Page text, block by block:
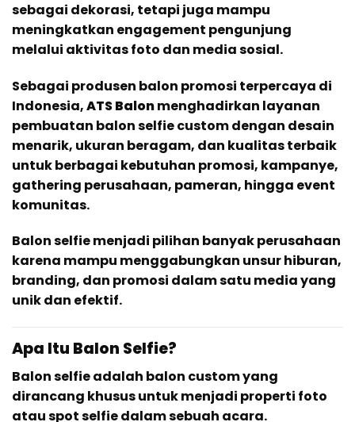
sebagai dekorasi, tetapi juga mampu
meningkatkan engagement pengunjung
melalui aktivitas foto dan media sosial.
Sebagai produsen balon promosi terpercaya di
Indonesia,ATS Balonmenghadirkan layanan
pembuatan balon selfie custom dengan desain
menarik, ukuran beragam, dan kualitas terbaik
untuk berbagai kebutuhan promosi, kampanye,
gathering perusahaan, pameran, hingga event
komunitas.
Balon selfie menjadi pilihan banyak perusahaan
karena mampu menggabungkan unsur hiburan,
branding, dan promosi dalam satu media yang
unik dan efektif.
Apa Itu Balon Selfie?
Balon selfie adalah balon custom yang
dirancang khusus untuk menjadi properti foto
atau spot selfie dalam sebuah acara.